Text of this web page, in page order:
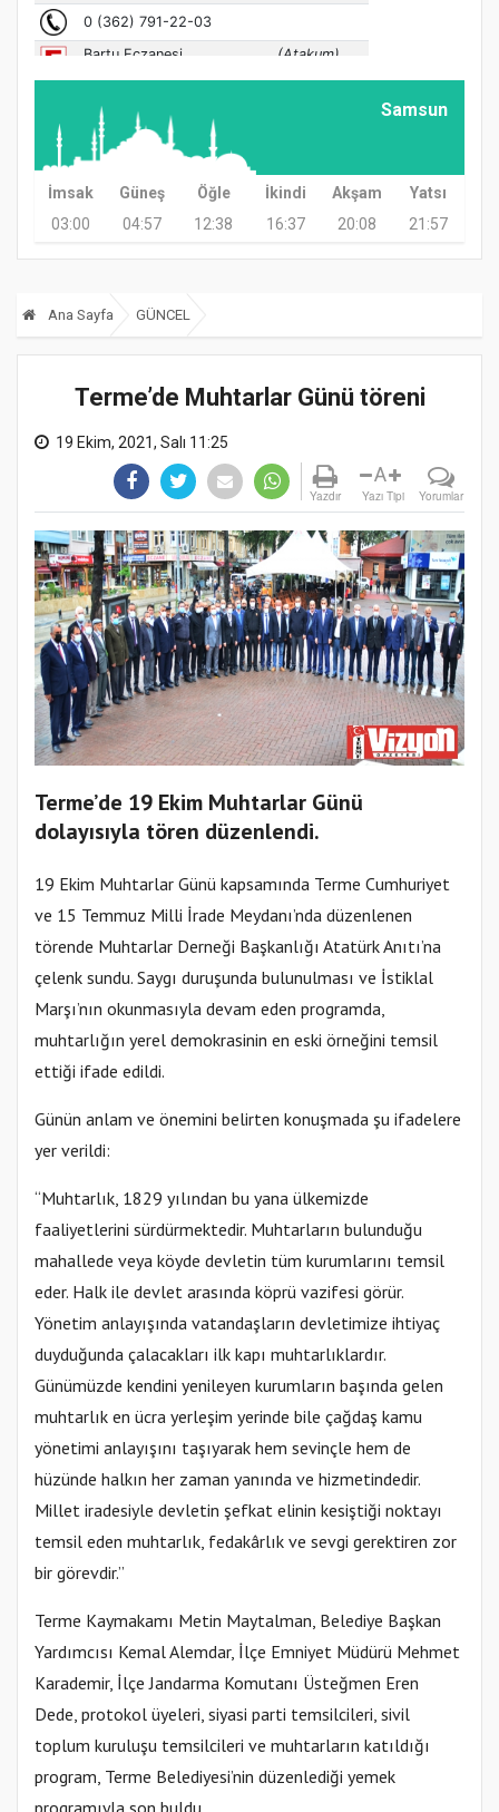
Samsun
İmsak Güneş Öğle İkindi Akşam
Yatsı
03:00
04:57 12:38 16:37 20:08 21:57
Ana Sayfa GÜNCEL
Terme’de Muhtarlar Günü töreni
19 Ekim, 2021, Salı 11:25
Yazdır
A
Yazı Tipi Yorumlar
Terme’de 19 Ekim Muhtarlar Günü
dolayısıyla tören düzenlendi.
19 Ekim Muhtarlar Günü kapsamında Terme Cumhuriyet
ve 15 Temmuz Milli İrade Meydanı’nda düzenlenen
törende Muhtarlar Derneği Başkanlığı Atatürk Anıtı’na
çelenk sundu. Saygı duruşunda bulunulması ve İstiklal
Marşı’nın okunmasıyla devam eden programda,
muhtarlığın yerel demokrasinin en eski örneğini temsil
ettiği ifade edildi.
Günün anlam ve önemini belirten konuşmada şu ifadelere
yer verildi:
“Muhtarlık, 1829 yılından bu yana ülkemizde
faaliyetlerini sürdürmektedir. Muhtarların bulunduğu
mahallede veya köyde devletin tüm kurumlarını temsil
eder. Halk ile devlet arasında köprü vazifesi görür.
Yönetim anlayışında vatandaşların devletimize ihtiyaç
duyduğunda çalacakları ilk kapı muhtarlıklardır.
Günümüzde kendini yenileyen kurumların başında gelen
muhtarlık en ücra yerleşim yerinde bile çağdaş kamu
yönetimi anlayışını taşıyarak hem sevinçle hem de
hüzünde halkın her zaman yanında ve hizmetindedir.
Millet iradesiyle devletin şefkat elinin kesiştiği noktayı
temsil eden muhtarlık, fedakârlık ve sevgi gerektiren zor
bir görevdir.”
Terme Kaymakamı Metin Maytalman, Belediye Başkan
Yardımcısı Kemal Alemdar, İlçe Emniyet Müdürü Mehmet
Karademir, İlçe Jandarma Komutanı Üsteğmen Eren
Dede, protokol üyeleri, siyasi parti temsilcileri, sivil
toplum kuruluşu temsilcileri ve muhtarların katıldığı
program, Terme Belediyesi’nin düzenlediği yemek